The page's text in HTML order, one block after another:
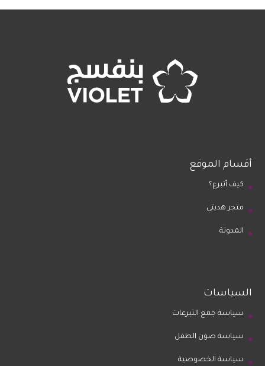
أقسام الموقع
كيف أتبرع؟
متجر هديتي
المدونة
السياسات
سياسة جمع التبرعات
سياسة صون الطفل
سياسة الخصوصية